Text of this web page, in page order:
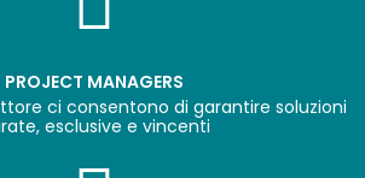
PROJECT MANAGERS
ci consentono di garantire soluzioni
esclusive e vincenti